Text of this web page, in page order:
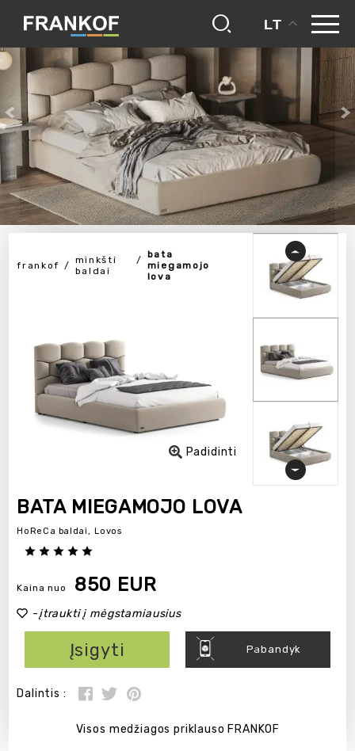
LT
frankof
minkšti
baldai
bata
miegamojo
lova
Padidinti
BATA MIEGAMOJO LOVA
HoReCa baldai, Lovos
Kaina nuo 850 EUR
-įtraukti į mėgstamiausius
Įsigyti Pabandyk
Dalintis :
Visos medžiagos priklauso FRANKOF